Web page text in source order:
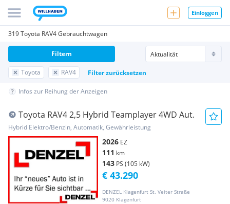
Einloggen
319 Toyota RAV4 Gebrauchtwagen
Toyota RAV4 Filter zurücksetzen
Filtern
Infos zur Reihung der Anzeigen
Toyota RAV4 2,5 Hybrid Teamplayer 4WD Aut.
Hybrid Elektro/Benzin, Automatik, Gewährleistung
2026 EZ
111 km
143 PS (105 kW)
DENZEL Klagenfurt St. Veiter Straße
9020 Klagenfurt
€ 43.290